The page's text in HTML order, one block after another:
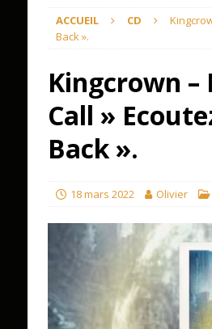
ACCUEIL CD
Back ».
Kingcrown
Call »
Back ».
18 mars 2022 Olivier